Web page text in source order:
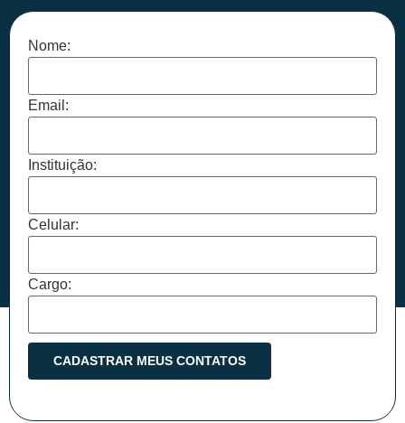
Nome:
Email:
Instituição:
Celular:
Cargo: